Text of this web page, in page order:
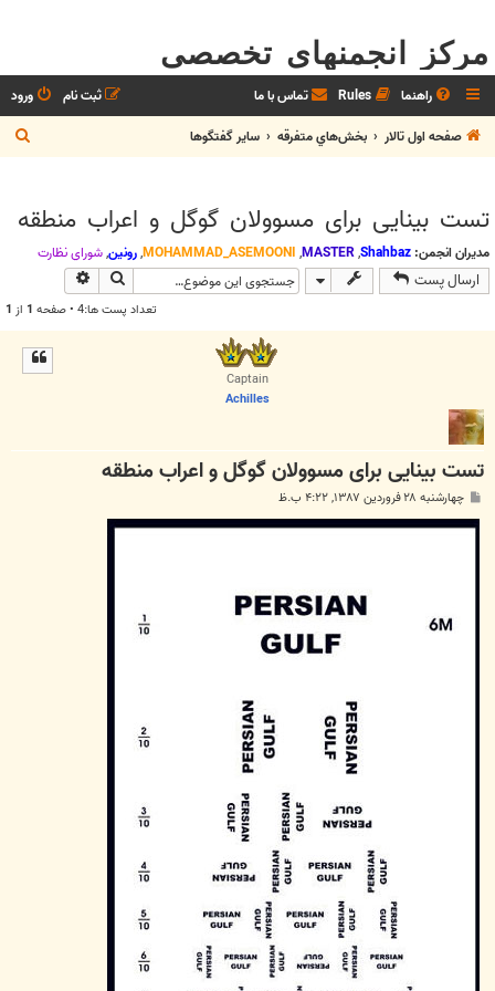
مرکز انجمنهای تخصصی
راهنما Rules تماس با ما ورود
ثبت نام
صفحه اول تالار
بخش‌‌هاي متفرقه ساير گفتگوها
س
تست بینایی برای مسوولان گوگل و اعراب منطقه
مدیران انجمن: Shahbaz
,
MASTER
,
MOHAMMAD_ASEMOONI
,رونین,شوراي نظارت
ارسال پست جستجو
تعداد پست ها:4 • صفحه 1 از 1
Captain
Achilles
تست بینایی برای مسوولان گوگل و اعراب منطقه
س
ت
چهارشنبه ۲۸ فروردین ۱۳۸۷, ۴:۲۲ ب.ظ